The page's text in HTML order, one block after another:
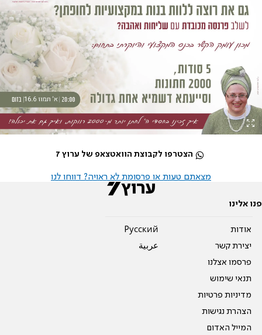
הצטרפו לקבוצת הוואטצאפ של ערוץ 7
מצאתם טעות או פרסומת לא ראויה? דווחו לנו
פנו אלינו
אודות
יצירת קשר
פרסמו אצלנו
תנאי שימוש
מדיניות פרטיות
הצהרת נגישות
המייל האדום
Pусский
عربية